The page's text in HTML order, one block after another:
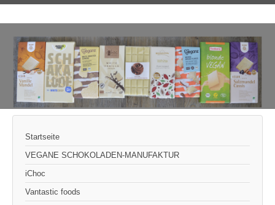
Startseite
VEGANE SCHOKOLADEN-MANUFAKTUR
iChoc
Vantastic foods